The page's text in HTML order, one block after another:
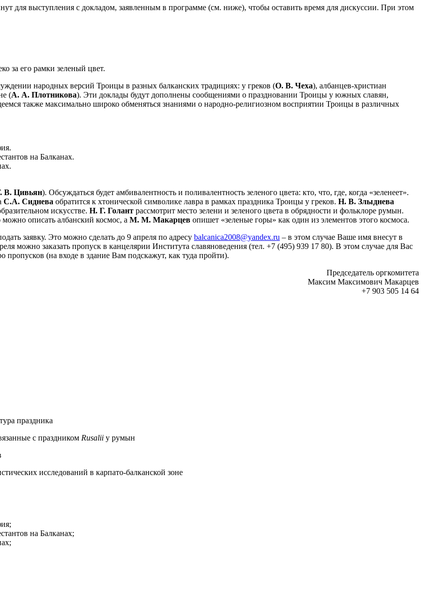
для выступления с докладом, заявленным в программе (см. ниже), чтобы оставить время для дискуссии. При этом
за его рамки зеленый цвет.
народных версий Троицы в разных балканских традициях: у греков (О. В. Чеха), албанцев-христиан
(А. А. Плотникова). Эти доклады будут дополнены сообщениями о праздновании Троицы у южных славян,
также максимально широко обменяться знаниями о народно-религиозном восприятии Троицы в различных
на Балканах.
В. Цивьян). Обсуждаться будет амбивалентность и поливалентность зеленого цвета: кто, что, где, когда «зеленеет».
С.А. Сиднева обратится к хтонической символике лавра в рамках праздника Троицы у греков. Н. В. Злыднева
искусстве. Н. Г. Голант рассмотрит место зелени и зеленого цвета в обрядности и фольклоре румын.
можно описать албанский космос, а М. М. Макарцев опишет «зеленые горы» как один из элементов этого космоса.
заявку. Это можно сделать до 9 апреля по адресу balcanica2008@yandex.ru – в этом случае Ваше имя внесут в
можно заказать пропуск в канцелярии Института славяноведения (тел. +7 (495) 939 17 80). В этом случае для Вас
(на входе в здание Вам подскажут, как туда пройти).
Председатель оргкомитета
Максим Максимович Макарцев
+7 903 505 14 64
праздника
с праздником Rusalii у румын
исследований в карпато-балканской зоне
на Балканах;